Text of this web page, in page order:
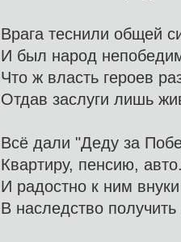
Врага теснили общей
И был народ
Что ж власть героев
Отдав заслуги лишь
Всё дали "Деду за
Квартиру, пенсию,
И радостно к ним
В наследство получить